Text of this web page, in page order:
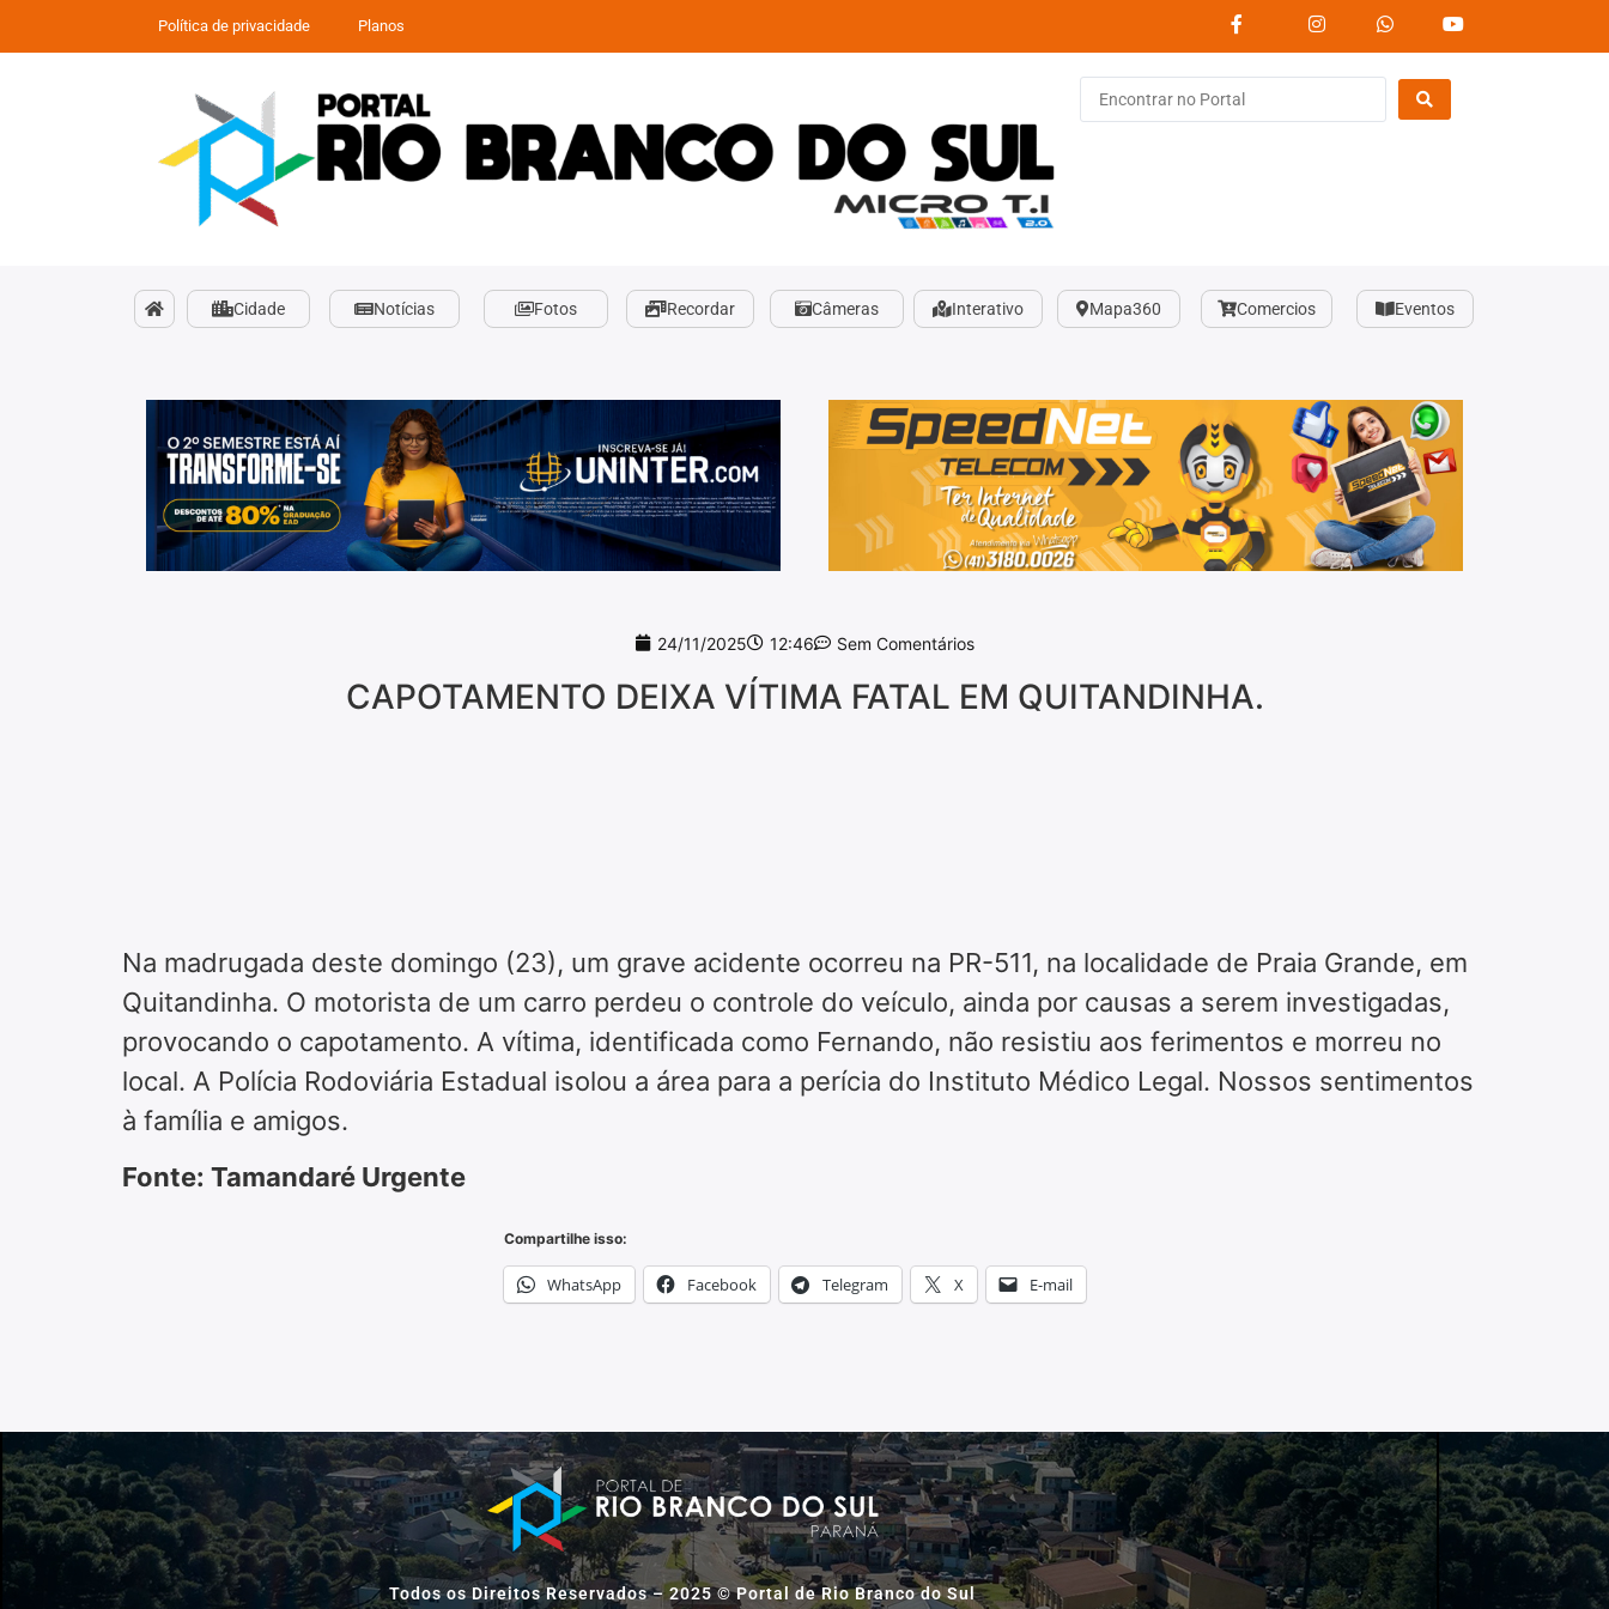
Política de privacidade Planos
Cidade Notícias Fotos Recordar Câmeras Interativo Mapa360 Comercios Eventos
24/11/2025 12:46 Sem Comentários
CAPOTAMENTO DEIXA VÍTIMA FATAL EM QUITANDINHA.
Na madrugada deste domingo (23), um grave acidente ocorreu na PR-511, na localidade de Praia Grande, em
Quitandinha. O motorista de um carro perdeu o controle do veículo, ainda por causas a serem investigadas,
provocando o capotamento. A vítima, identificada como Fernando, não resistiu aos ferimentos e morreu no
local. A Polícia Rodoviária Estadual isolou a área para a perícia do Instituto Médico Legal. Nossos sentimentos
à família e amigos.
Fonte: Tamandaré Urgente
Compartilhe isso:
WhatsApp Facebook Telegram X E-mail
Todos os Direitos Reservados – 2025 © Portal de Rio Branco do Sul